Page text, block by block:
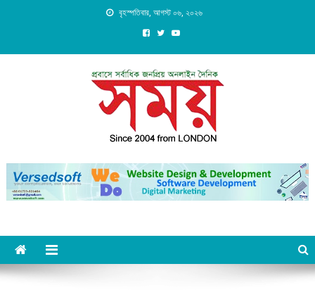
বৃহস্পতিবার, আগস্ট ০৬, ২০২৬
Daily Shomoy, Since 2004
from LONDON